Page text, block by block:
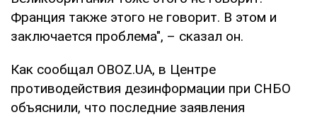
Франция также этого не говорит. В этом и
заключается проблема", – сказал он.
Как сообщал OBOZ.UA, в Центре
противодействия дезинформации при СНБО
объяснили, что последние заявления